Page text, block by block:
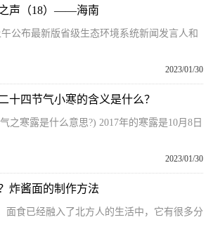
之声（18）——海南
公布最新版省级生态环境系统新闻发言人和
2023/01/30
十四节气小寒的含义是什么？
之寒露是什么意思?) 2017年的寒露是10月8日
2023/01/30
炸酱面的制作方法
面食已经融入了北方人的生活中，它有很多分